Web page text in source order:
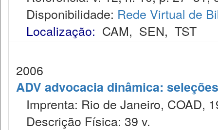
Disponibilidade: Rede Virtual de
Localização: CAM, SEN, TST
2006
ADV advocacia dinâmica:
Imprenta: Rio de Janeiro, COAD,
Descrição Física: 39 v.